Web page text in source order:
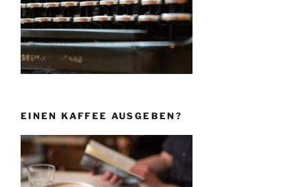
EINEN KAFFEE AUSGEBEN?